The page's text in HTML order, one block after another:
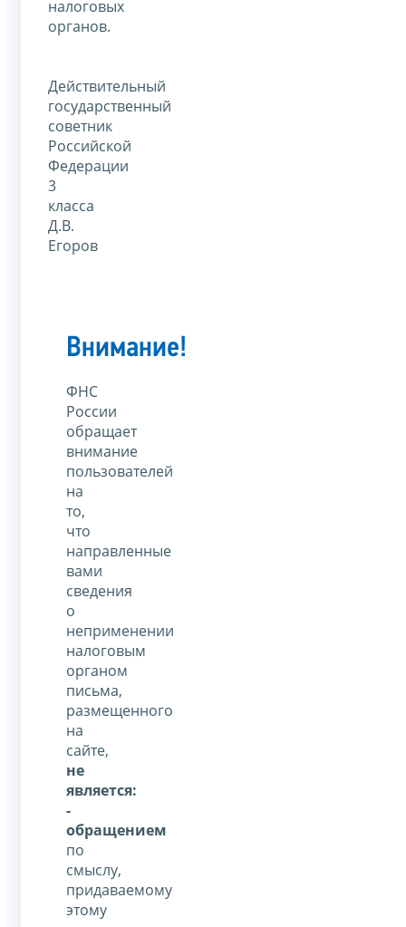
налоговых
органов.
Действительный
государственный
советник
Российской
Федерации
3
класса
Д.В.
Егоров
Внимание!
ФНС
России
обращает
внимание
пользователей
на
то,
что
направленные
вами
сведения
о
неприменении
налоговым
органом
письма,
размещенного
на
сайте,
не
является:
-
обращением
по
смыслу,
придаваемому
этому